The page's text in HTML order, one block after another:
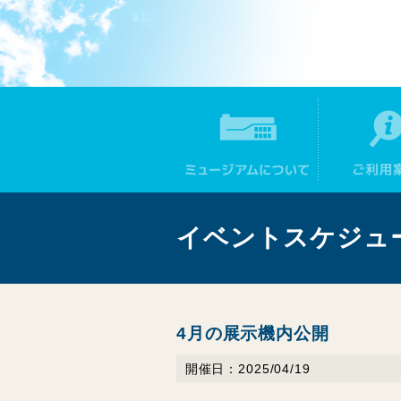
イベントスケジュ
4月の展示機内公開
開催日：2025/04/19